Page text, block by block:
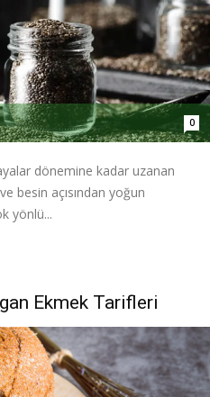
0
dönemine kadar uzanan
besin açısından yoğun
yönlü...
Ekmek Tarifleri